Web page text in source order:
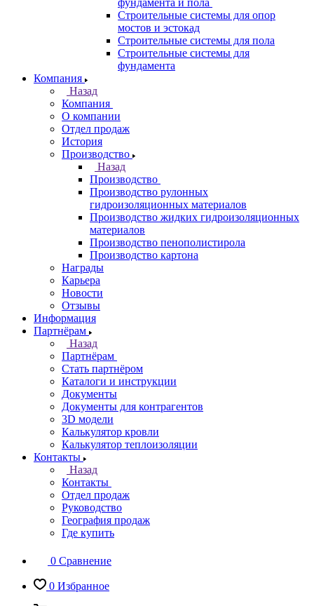
фундамента и пола
Строительные системы для опор
мостов и эстокад
Строительные системы для пола
Строительные системы для
фундамента
Компания
Назад
Компания
О компании
Отдел продаж
История
Производство
Назад
Производство
Производство рулонных
гидроизоляционных материалов
Производство жидких гидроизоляционных
материалов
Производство пенополистирола
Производство картона
Награды
Карьера
Новости
Отзывы
Информация
Партнёрам
Назад
Партнёрам
Стать партнёром
Каталоги и инструкции
Документы
Документы для контрагентов
3D модели
Калькулятор кровли
Калькулятор теплоизоляции
Контакты
Назад
Контакты
Отдел продаж
Руководство
География продаж
Где купить
0 Сравнение
0 Избранное